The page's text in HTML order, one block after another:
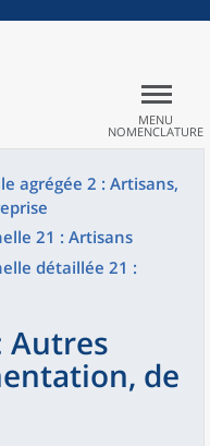
MENU
NOMENCLATURE
agrégée 2 : Artisans,
21 : Artisans
détaillée 21 :
Autres
de